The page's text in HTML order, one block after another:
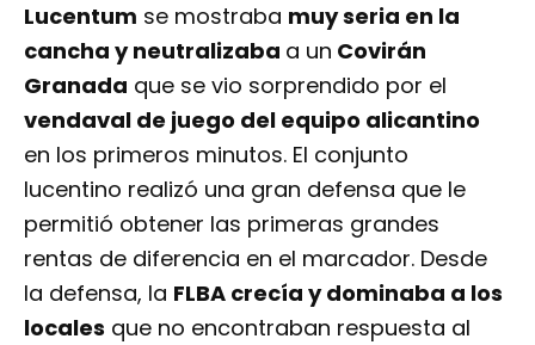
Lucentum se mostraba muy seria en la
cancha y neutralizaba a un Covirán
Granada que se vio sorprendido por el
vendaval de juego del equipo alicantino
en los primeros minutos. El conjunto
lucentino realizó una gran defensa que le
permitió obtener las primeras grandes
rentas de diferencia en el marcador. Desde
la defensa, la FLBA crecía y dominaba a los
locales que no encontraban respuesta al